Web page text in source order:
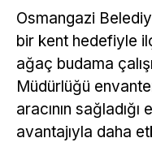
Osmangazi
bir kent hedefiyle
ağaç budama
Müdürlüğü
aracının
avantajıyla daha